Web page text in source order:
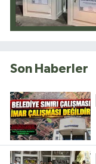
Son Haberler